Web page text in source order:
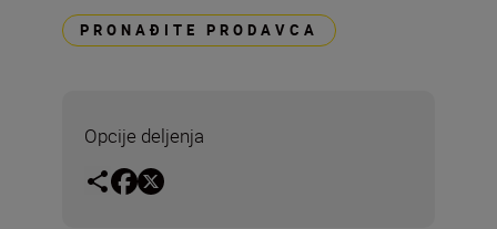
PRONAĐITE PRODAVCA
Opcije deljenja